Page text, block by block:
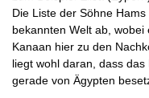
Die Liste der Söhne
bekannten Welt ab,
Kanaan hier zu den
liegt wohl daran, dass
gerade von Ägypten